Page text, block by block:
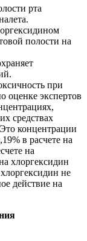
рта
полости на
при
оценке экспертов
средствах
концентрации
в расчете на
на
хлоргексидин
не
действие на